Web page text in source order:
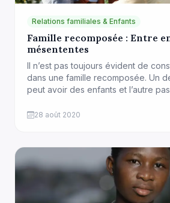
Relations familiales & Enfants
Famille recomposée : Entre
mésententes
Il n’est pas toujours évident de
dans une famille recomposée. Un
peut avoir des enfants et l’autre
discorde qu’on retrouve dans ces
28 août 2020